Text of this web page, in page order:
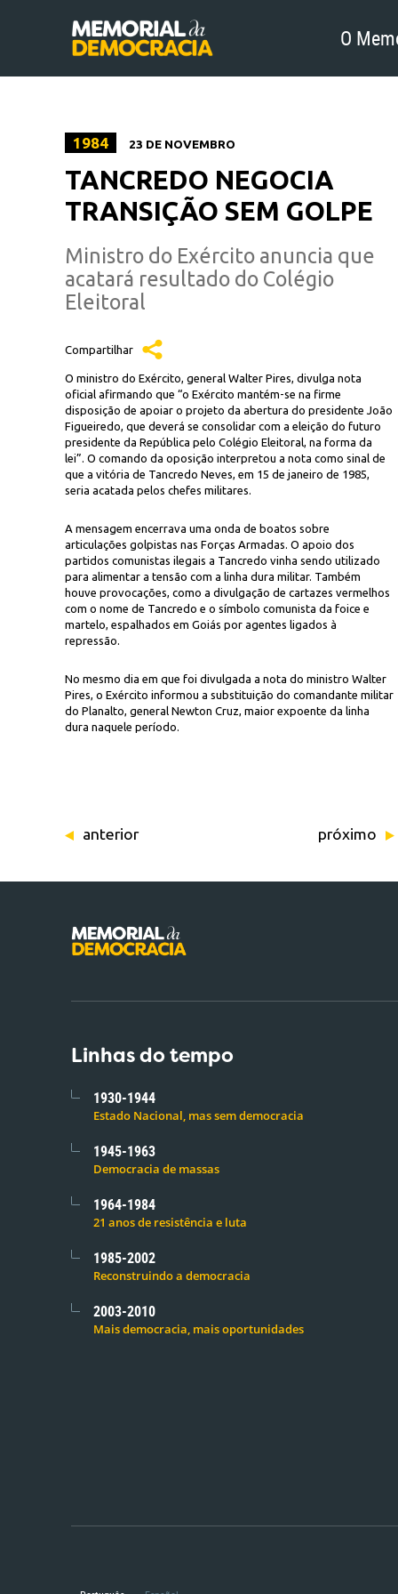
O
1984 23 DE NOVEMBRO
TANCREDO NEGOCIA
TRANSIÇÃO SEM GOLPE
Ministro do Exército anuncia que
acatará resultado do Colégio
Eleitoral
Compartilhar
O ministro do Exército, general Walter Pires, divulga nota
oficial afirmando que “o Exército mantém-se na firme
disposição de apoiar o projeto da abertura do presidente João
Figueiredo, que deverá se consolidar com a eleição do futuro
presidente da República pelo Colégio Eleitoral, na forma da
lei”. O comando da oposição interpretou a nota como sinal de
que a vitória de Tancredo Neves, em 15 de janeiro de 1985,
seria acatada pelos chefes militares.
A mensagem encerrava uma onda de boatos sobre
articulações golpistas nas Forças Armadas. O apoio dos
partidos comunistas ilegais a Tancredo vinha sendo utilizado
para alimentar a tensão com a linha dura militar. Também
houve provocações, como a divulgação de cartazes vermelhos
com o nome de Tancredo e o símbolo comunista da foice e
martelo, espalhados em Goiás por agentes ligados à
repressão.
No mesmo dia em que foi divulgada a nota do ministro Walter
Pires, o Exército informou a substituição do comandante militar
do Planalto, general Newton Cruz, maior expoente da linha
dura naquele período.
anterior próximo
do Exército
Luciano Andrade/
Linhas do tempo
1930-1944
Estado Nacional, mas sem democracia
1945-1963
Democracia de massas
1964-1984
21 anos de resistência e luta
1985-2002
Reconstruindo a democracia
2003-2010
Mais democracia, mais oportunidades